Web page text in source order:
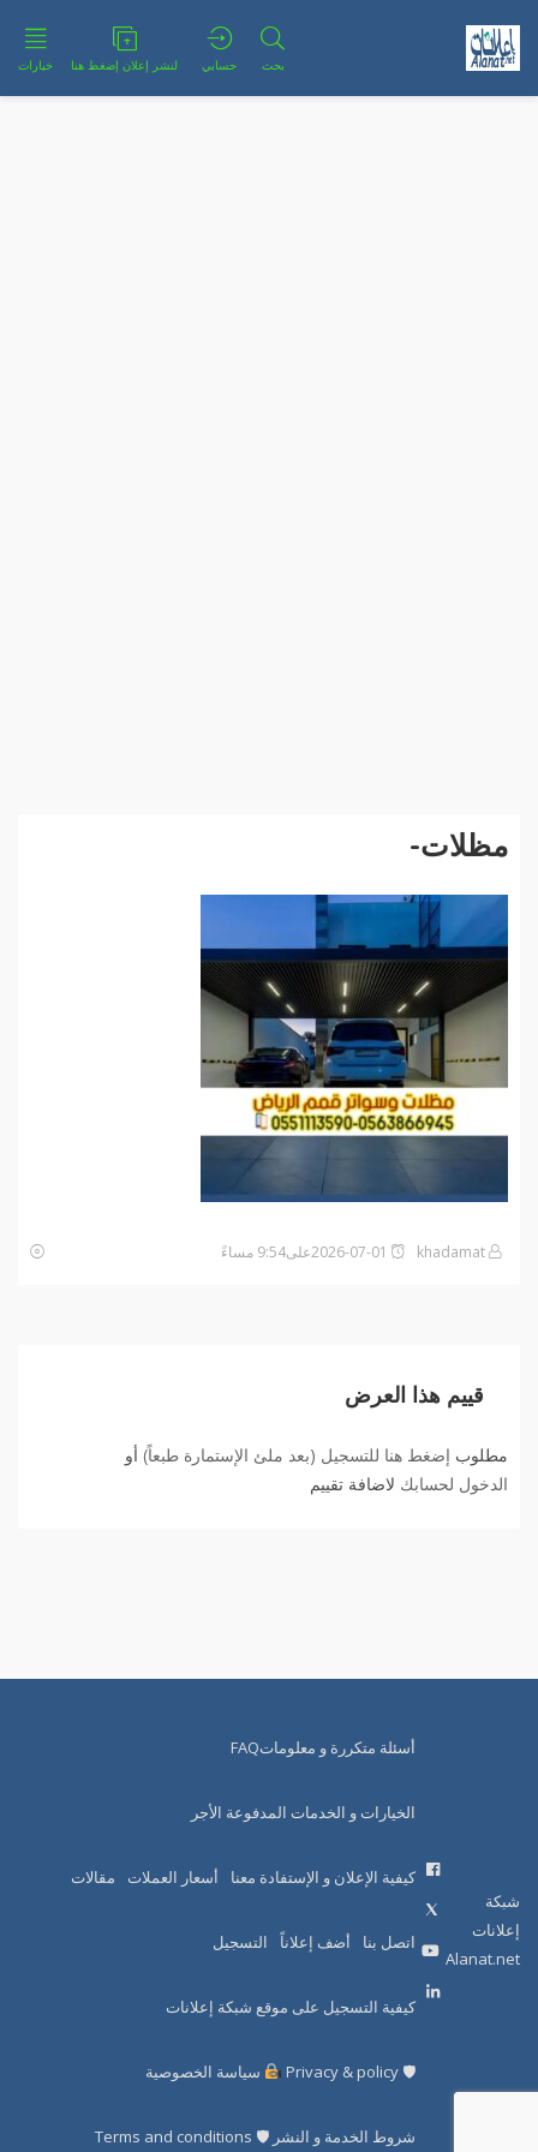
بحث حسابي لنشر إعلان إضغط هنا خيارات
مظلات-
قييم هذا العرض
مطلوب إضغط هنا للتسجيل (بعد ملئ الإستمارة طبعاً) أو
الدخول لحسابك لاضافة تقييم
شبكة
إعلانات
Alanat.net
أسئلة متكررة و معلوماتFAQ
الخيارات و الخدمات المدفوعة الأجر
كيفية الإعلان و الإستفادة معنا أسعار العملات مقالات
اتصل بنا أضف إعلاناً التسجيل
كيفية التسجيل على موقع شبكة إعلانات
🛡 Privacy & policy سياسة الخصوصية
شروط الخدمة و النشر 🛡 Terms and conditions